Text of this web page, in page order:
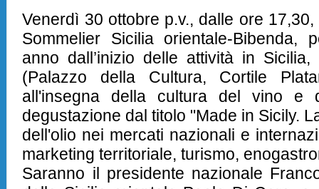
Venerdì 30 ottobre p.v., dalle ore 17,30
Sommelier Sicilia orientale-Bibenda,
anno dall’inizio delle attività in
(Palazzo della Cultura, Cortile
all'insegna della cultura del vino e
degustazione dal titolo "Made in Sicily.
dell'olio nei mercati nazionali e
marketing territoriale, turismo,
Saranno il presidente nazionale